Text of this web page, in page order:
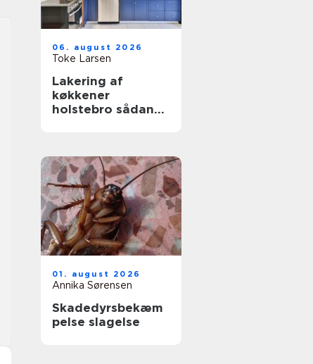
06. august 2026
Toke Larsen
Lakering af
køkkener
holstebro sådan
01. august 2026
Annika Sørensen
Skadedyrsbekæm
pelse slagelse